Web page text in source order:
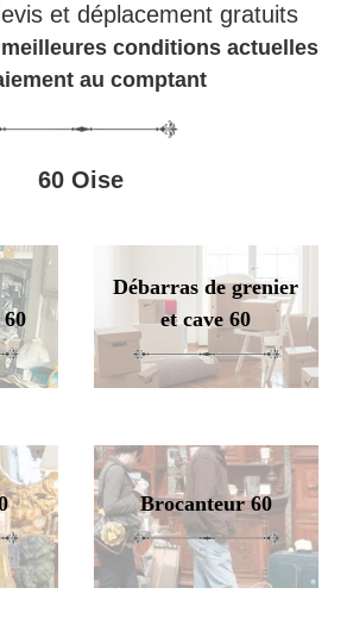
et déplacement gratuits
conditions actuelles
au comptant
60 Oise
Débarras de grenier
et cave 60
Brocanteur 60